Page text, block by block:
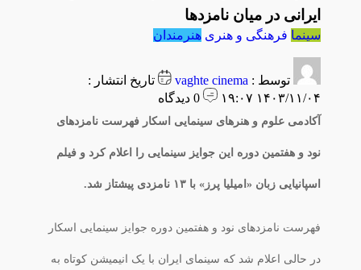
ایرانی در میان نامزدها
سینما فرهنگی و هنری هنرمندان
توسط : vaghte cinema
تاریخ انتشار :
۱۴۰۳/۱۱/۰۴ ۱۹:۰۷
آکادمی علوم و هنرهای سینمایی اسکار فهرست نامزدهای
نود و هفتمین دوره این جوایز سینمایی را اعلام کرد و فیلم
اسپانیایی زبان «امیلیا پرز» با ۱۳ نامزدی پیشتاز شد.
فهرست نامزدهای نود و هفتمین دوره جوایز سینمایی اسکار
در حالی اعلام شد که سینمای ایران با یک انیمیشن کوتاه به